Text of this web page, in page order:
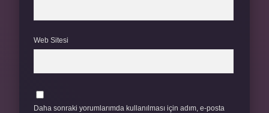
Web Sitesi
Daha sonraki yorumlarımda kullanılması için adım, e-posta